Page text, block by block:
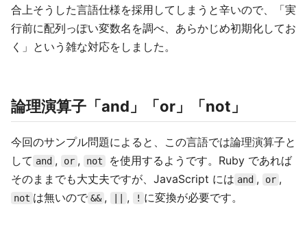
合上そうした言語仕様を採用してしまうと辛いので、「実
行前に配列っぽい変数名を調べ、あらかじめ初期化してお
く」という雑な対応をしました。
論理演算子「and」「or」「not」
今回のサンプル問題によると、この言語では論理演算子と
して and , or , not
を使用するようです。Ruby であれば
そのままでも大丈夫ですが、JavaScript には and , or ,
not は無いので && , , ! に変換が必要です。